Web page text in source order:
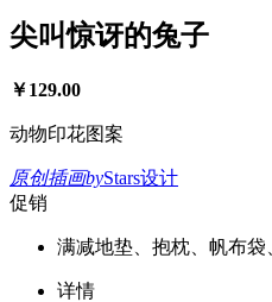
尖叫惊讶的兔子
￥129.00
动物印花图案
原创插画byStars设计
促销
满减地垫、抱枕、帆布袋
详情